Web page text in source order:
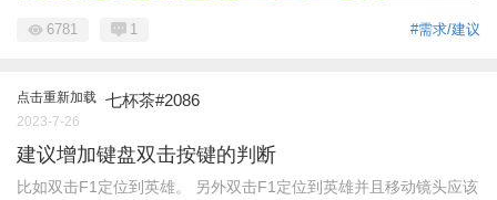
#需求/建议
6781 1
点击重新加载 七杯茶#2086
2023-7-26
建议增加键盘双击按键的判断
比如双击F1定位到英雄。 另外双击F1定位到英雄并且移动镜头应该